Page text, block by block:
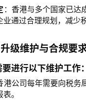
：香港与多个国家已达
通过合理规划，减少税
级维护与合规要
进行以下维护工作：
港公司每年需要向税务
。